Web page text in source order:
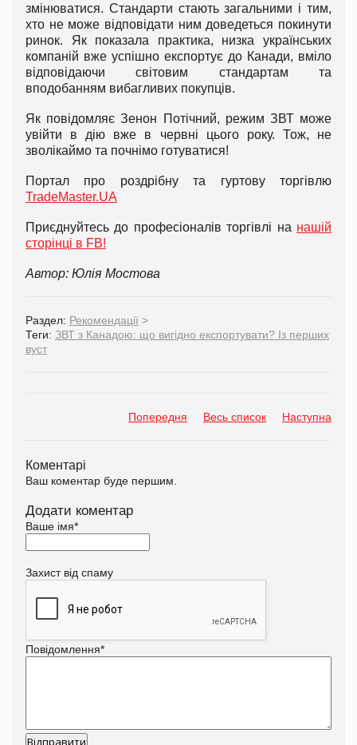
змінюватися. Стандарти стають загальними і тим,
хто не може відповідати ним доведеться покинути
ринок. Як показала практика, низка українських
компаній вже успішно експортує до Канади, вміло
відповідаючи світовим стандартам та
вподобанням вибагливих покупців.
Як повідомляє Зенон Потічний, режим ЗВТ може
увійти в дію вже в червні цього року. Тож, не
зволікаймо та почнімо готуватися!
Портал про роздрібну та гуртову торгівлю
TradeMaster.UA
Приєднуйтесь до професіоналів торгівлі на нашій
сторінці в FB!
Автор: Юлія Мостова
Раздел: Рекомендації >
Теги: ЗВТ з Канадою: що вигідно експортувати? Із перших
вуст
Попередня Весь список Наступна
Коментарі
Ваш коментар буде першим.
Додати коментар
Ваше імя*
Захист від спаму
Повідомлення*